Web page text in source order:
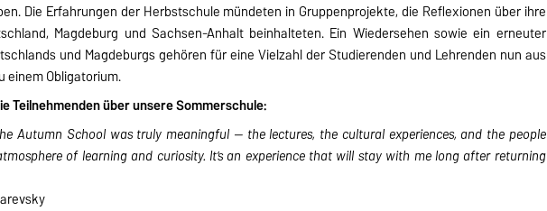
Die Erfahrungen der Herbstschule mündeten in Gruppenprojekte, die Reflexionen über ihre
Magdeburg und Sachsen-Anhalt beinhalteten. Ein Wiedersehen sowie ein erneuter
und Magdeburgs gehören für eine Vielzahl der Studierenden und Lehrenden nun aus
einem Obligatorium.
Teilnehmenden über unsere Sommerschule:
Autumn School was truly meaningful — the lectures, the cultural experiences, and the people
of learning and curiosity. It’s an experience that will stay with me long after returning